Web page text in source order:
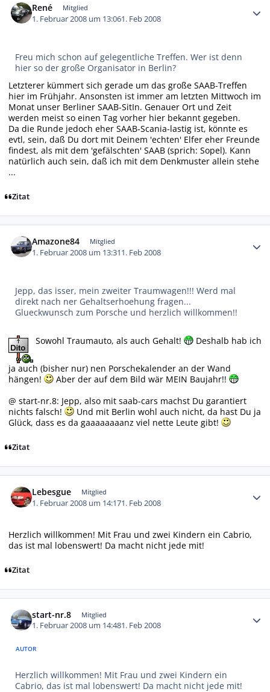
René Mitglied
1. Februar 2008 um 13:061. Feb 2008
Freu mich schon auf gelegentliche Treffen. Wer ist denn
hier so der große Organisator in Berlin?
Letzterer kümmert sich gerade um das große SAAB-Treffen
hier im Frühjahr. Ansonsten ist immer am letzten Mittwoch im
Monat unser Berliner SAAB-SitIn. Genauer Ort und Zeit
werden meist so einen Tag vorher hier bekannt gegeben.
Da die Runde jedoch eher SAAB-Scania-lastig ist, könnte es
evtl, sein, daß Du dort mit Deinem 'echten' Elfer eher Freunde
findest, als mit dem 'gefälschten' SAAB (sprich: Sopel). Kann
natürlich auch sein, daß ich mit dem Denkmuster allein stehe
...
Zitat
Amazone84 Mitglied
1. Februar 2008 um 13:311. Feb 2008
Jepp, das isser, mein zweiter Traumwagen!!! Werd mal
direkt nach ner Gehaltserhoehung fragen...
Glueckwunsch zum Porsche und herzlich willkommen!!
Sowohl Traumauto, als auch Gehalt! Deshalb hab ich
ja auch (bisher nur) nen Porschekalender an der Wand
hängen!
Aber der auf dem Bild wär MEIN Baujahr!!
@ start-nr.8: Jepp, also mit saab-cars machst Du garantiert
nichts falsch!
Und mit Berlin wohl auch nicht, da hast Du ja
Glück, dass es da gaaaaaaaanz viel nette Leute gibt!
Zitat
Lebesgue Mitglied
1. Februar 2008 um 14:171. Feb 2008
Herzlich willkommen! Mit Frau und zwei Kindern ein Cabrio,
das ist mal lobenswert! Da macht nicht jede mit!
Zitat
start-nr.8 Mitglied
1. Februar 2008 um 14:481. Feb 2008
AUTOR
Herzlich willkommen! Mit Frau und zwei Kindern ein
Cabrio, das ist mal lobenswert! Da macht nicht jede mit!